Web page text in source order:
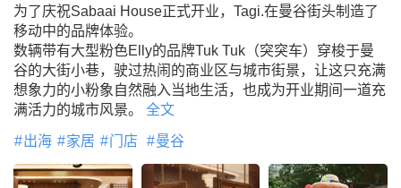
为了庆祝Sabaai House正式开业，Tagi.在曼谷街头制造了
移动中的品牌体验。
数辆带有大型粉色Elly的品牌Tuk Tuk（突突车）穿梭于曼
谷的大街小巷，驶过热闹的商业区与城市街景，让这只充满
想象力的小粉象自然融入当地生活，也成为开业期间一道充
满活力的城市风景。
全文
出海 家居 门店 曼谷